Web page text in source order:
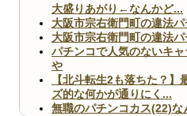
大盛りあがり←なんかど...
大阪市宗右衛門町の違法
大阪市宗右衛門町の違法
パチンコで人気のないキ
や
【北斗転生2も落ちた？】
ズ的な何かが通りにく...
無職のパチンコカス(22)